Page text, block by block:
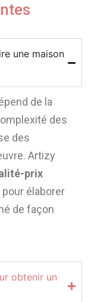
une maison
de la
des
des
Artizy
prix
élaborer
de façon
obtenir un